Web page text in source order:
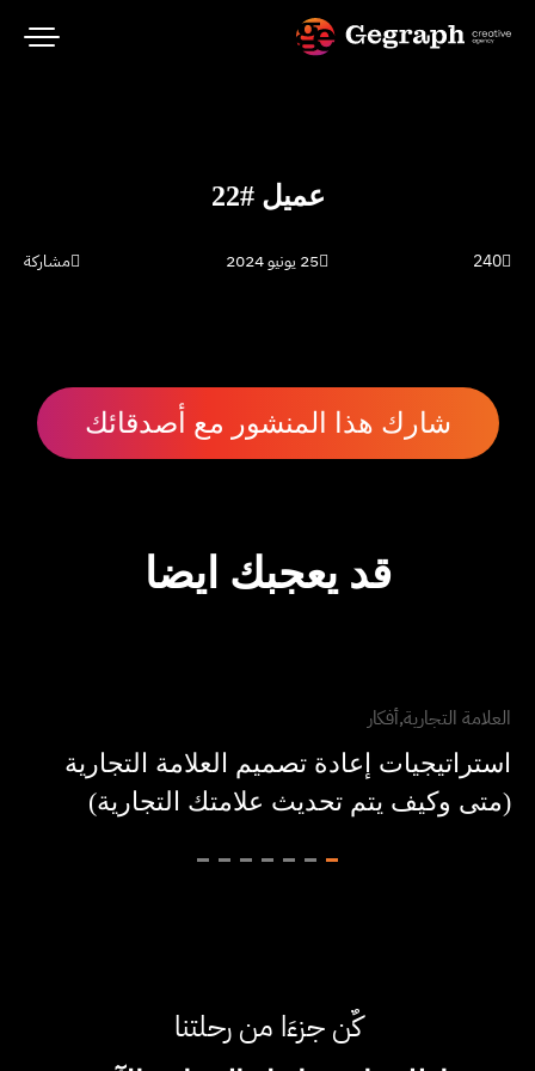
عميل #22
240 25 يونيو 2024 مشاركة
شارك هذا المنشور مع أصدقائك
قد يعجبك ايضا
العلامة التجاريةأفكار
استراتيجيات إعادة تصميم العلامة التجارية
(متى وكيف يتم تحديث علامتك التجارية)
كٌن جزءَا من رحلتنا